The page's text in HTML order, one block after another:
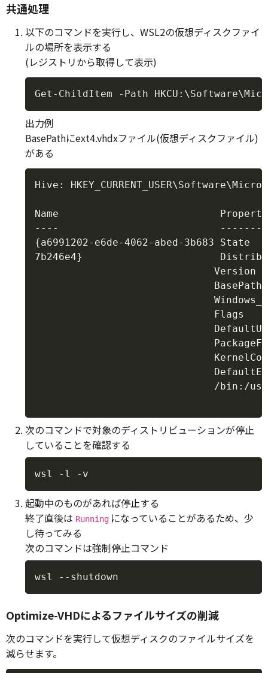
共通処理
以下のコマンドを実行し、WSL2の仮想ディスクファイ
ルの場所を表示する
(レジストリから取得して表示)
Get-ChildItem -Path Copy
出力例
BasePathにext4.vhdxファイル(仮想ディスクファイル)
がある
Hive:
Name                           Property
----                           --------
{a6991202-e6de-4062-abed-3b683
7b246e4}
Version
Flags
/bin:/
Copy
次のコマンドで対象のディストリビューションが停止
していることを確認する
wsl -l -v
起動中のものがあれば停止する
終了直後は Running になっていることがあるため、少
し待ってみる
次のコマンドは強制停止コマンド
wsl --shutdown
Optimize-VHDによるファイルサイズの削減
次のコマンドを実行して仮想ディスクのファイルサイズを
減らせます。